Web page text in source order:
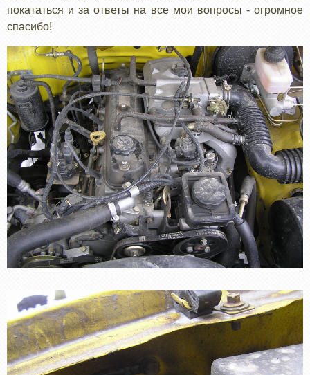
покататься и за ответы на все мои вопросы - огромное
спасибо!